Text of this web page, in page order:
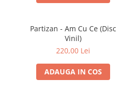
Partizan - Am Cu Ce (Disc
Vinil)
220,00 Lei
ADAUGA IN COS